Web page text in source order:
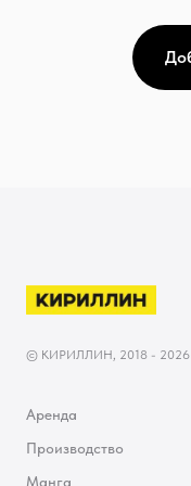
© КИРИЛЛИН, 2018 - 2026
Аренда
Производство
Манга